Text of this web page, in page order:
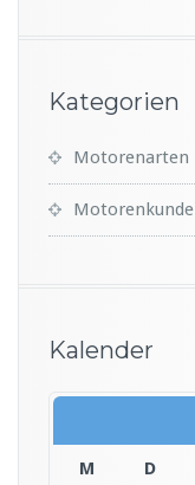
Kategorien
Motorenarten
Motorenkunde
Kalender
M D